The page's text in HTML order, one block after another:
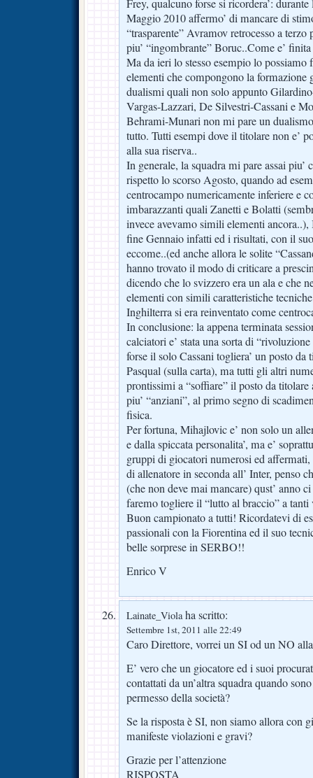
Frey, qualcuno forse si ricordera’: durante
Maggio 2010 affermo’ di mancare di
“trasparente” Avramov retrocesso a
piu’ “ingombrante” Boruc..Come e’
Ma da ieri lo stesso esempio lo possiamo
elementi che compongono la formazione
dualismi quali non solo appunto
Vargas-Lazzari, De Silvestri-Cassani e
Behrami-Munari non mi pare un
tutto. Tutti esempi dove il titolare non e’
alla sua riserva..
In generale, la squadra mi pare assai piu’
rispetto lo scorso Agosto, quando ad
centrocampo numericamente inferiere e
imbarazzanti quali Zanetti e Bolatti
invece avevamo simili elementi
fine Gennaio infatti ed i risultati, con il
eccome..(ed anche allora le solite
hanno trovato il modo di criticare a
dicendo che lo svizzero era un ala e che
elementi con simili caratteristiche
Inghilterra si era reinventato come
In conclusione: la appena terminata
calciatori e’ stata una sorta di
forse il solo Cassani togliera’ un posto
Pasqual (sulla carta), ma tutti gli altri
prontissimi a “soffiare” il posto da
piu’ “anziani”, al primo segno di
fisica.
Per fortuna, Mihajlovic e’ non solo un
e dalla spiccata personalita’, ma e’
gruppi di giocatori numerosi ed affermati,
di allenatore in seconda all’ Inter, penso
(che non deve mai mancare) qust’ anno
faremo togliere il “lutto al braccio” a
Buon campionato a tutti! Ricordatevi di
passionali con la Fiorentina ed il suo
belle sorprese in SERBO!!
Enrico V
Lainate_Violaha scritto:
Settembre 1st, 2011 alle 22:49
Caro Direttore, vorrei un SI od un NO
E’ vero che un giocatore ed i suoi
contattati da un’altra squadra quando
permesso della società?
Se la risposta è SI, non siamo allora con
manifeste violazioni e gravi?
Grazie per l’attenzione
RISPOSTA